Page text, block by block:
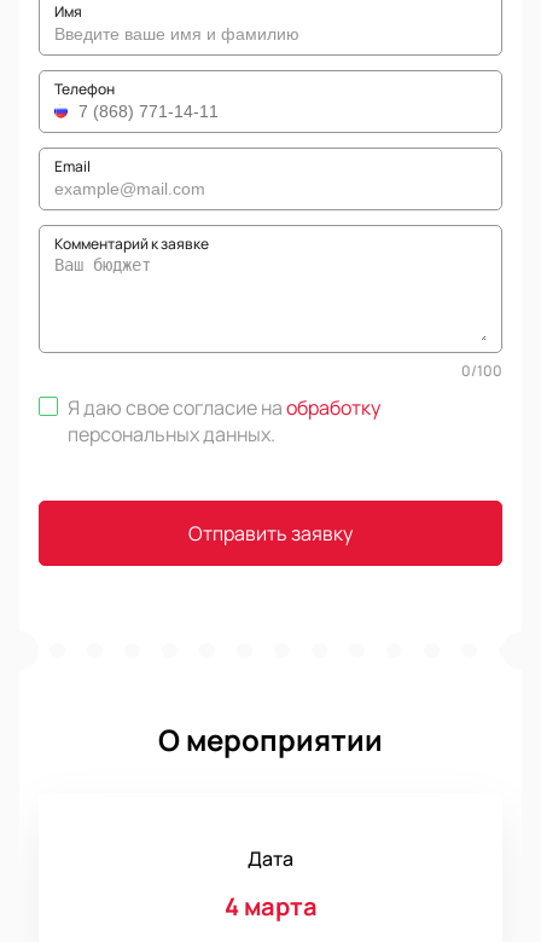
Имя
Телефон
Email
Комментарий к заявке
0/100
Я даю свое согласие наобработку
персональных данных.
Отправить заявку
О мероприятии
Дата
4 марта